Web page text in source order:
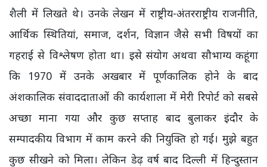
शैली में लिखते थे। उनके लेखन में राष्ट्रीय-अंतरराष्ट्रीय राजनीति,
आर्थिक स्थितियां, समाज, दर्शन, विज्ञान जैसे सभी विषयों का
गहराई से विश्लेषण होता था। इसे संयोग अथवा सौभाग्य कहूंगा
कि 1970 में उनके अखबार में पूर्णकालिक होने के बाद
अंशकालिक संवाददाताओं की कार्यशाला में मेरी रिपोर्ट को सबसे
अच्छा माना गया और कुछ सप्ताह बाद बुलाकर इंदौर के
सम्पादकीय विभाग में काम करने की नियुक्ति हो गई। मुझे बहुत
कुछ सीखने को मिला। लेकिन डेढ़ वर्ष बाद दिल्ली में हिन्दुस्तान